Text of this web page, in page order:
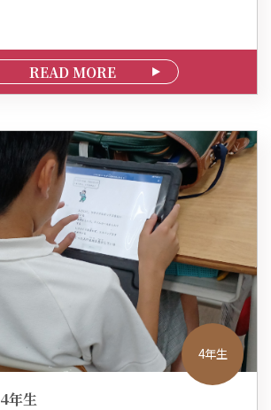
READ MORE
4年生
4年生